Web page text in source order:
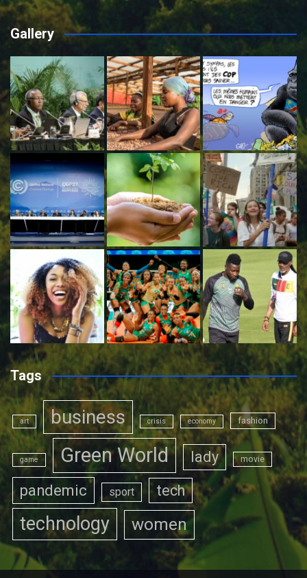
Gallery
Tags
art business crisis economy fashion
game Green World lady movie
pandemic sport tech
technology women